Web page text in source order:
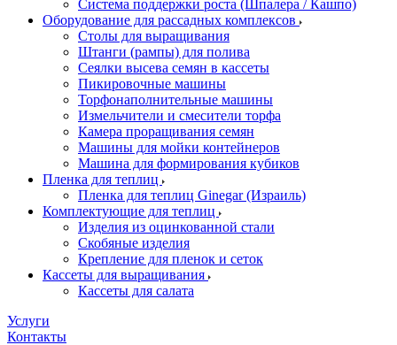
Система поддержки роста (Шпалера / Кашпо)
Оборудование для рассадных комплексов
Столы для выращивания
Штанги (рампы) для полива
Сеялки высева семян в кассеты
Пикировочные машины
Торфонаполнительные машины
Измельчители и смесители торфа
Камера проращивания семян
Машины для мойки контейнеров
Машина для формирования кубиков
Пленка для теплиц
Пленка для теплиц Ginegar (Израиль)
Комплектующие для теплиц
Изделия из оцинкованной стали
Скобяные изделия
Крепление для пленок и сеток
Кассеты для выращивания
Кассеты для салата
Услуги
Контакты